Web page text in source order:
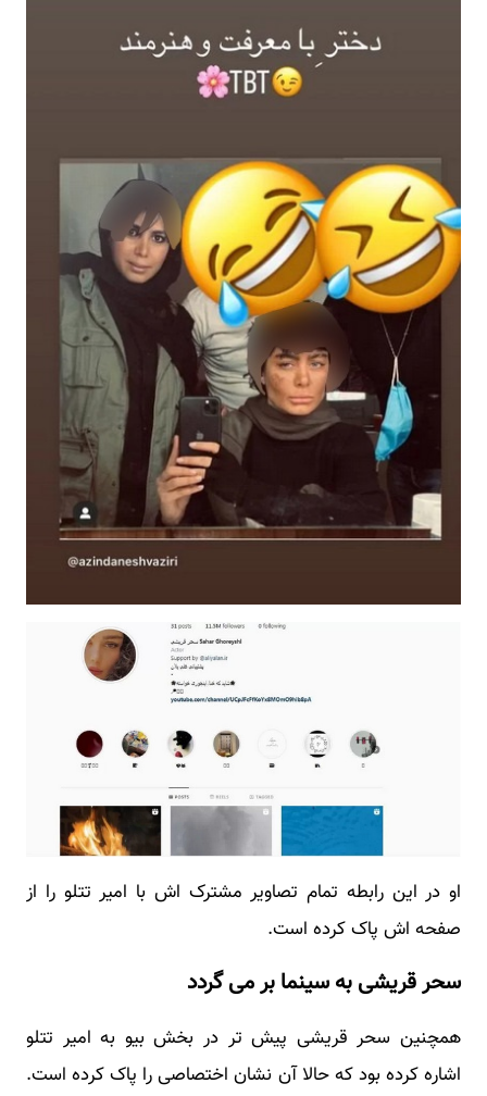
او در این رابطه تمام تصاویر مشترک اش با امیر تتلو را از
صفحه اش پاک کرده است.
سحر قریشی به سینما بر می گردد
همچنین سحر قریشی پیش تر در بخش بیو به امیر تتلو
اشاره کرده بود که حالا آن نشان اختصاصی را پاک کرده است.